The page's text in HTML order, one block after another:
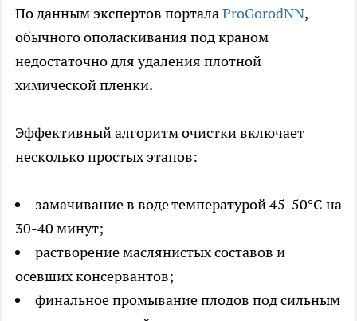
По данным экспертов порталаProGorodNN,
обычного ополаскивания под краном
недостаточно для удаления плотной
химической пленки.
Эффективный алгоритм очистки включает
несколько простых этапов:
замачивание в воде температурой 45-50°C на
30-40 минут;
растворение маслянистых составов и
осевших консервантов;
финальное промывание плодов под сильным